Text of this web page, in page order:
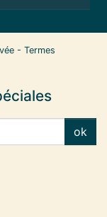
- Termes
ok